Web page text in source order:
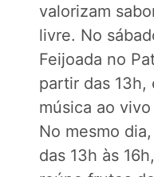
valorizam
livre. No
Feijoada no
partir das 13h,
música ao
No mesmo
das 13h às